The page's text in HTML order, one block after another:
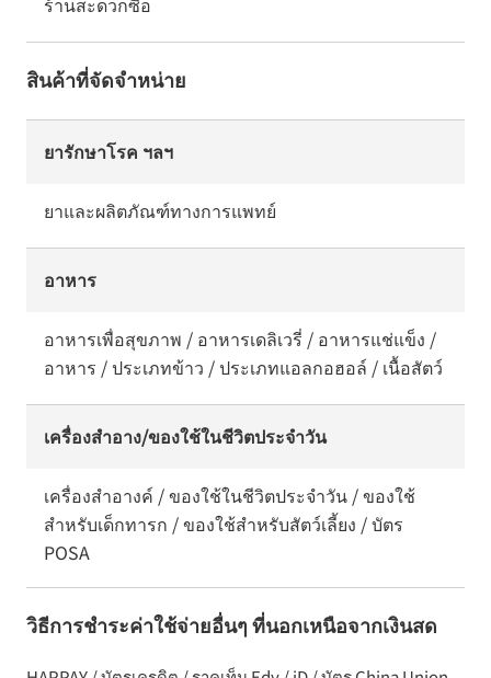
สินค้าที่จัดจำหน่าย
ยารักษาโรค ฯลฯ
ยาและผลิตภัณฑ์ทางการแพทย์
อาหาร
อาหารเพื่อสุขภาพ / อาหารเดลิเวรี่ / อาหารแช่แข็ง /
อาหาร / ประเภทข้าว / ประเภทแอลกอฮอล์ / เนื้อสัตว์
เครื่องสำอาง/ของใช้ในชีวิตประจำวัน
เครื่องสำอางค์ / ของใช้ในชีวิตประจำวัน / ของใช้
สำหรับเด็กทารก / ของใช้สำหรับสัตว์เลี้ยง / บัตร
POSA
วิธีการชำระค่าใช้จ่ายอื่นๆ ที่นอกเหนือจากเงินสด